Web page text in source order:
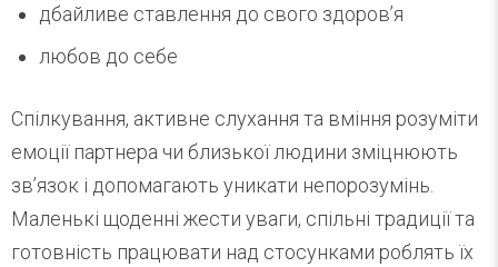
дбайливе ставлення до свого здоров’я
любов до себе
Спілкування, активне слухання та вміння розуміти
емоції партнера чи близької людини зміцнюють
зв’язок і допомагають уникати непорозумінь.
Маленькі щоденні жести уваги, спільні традиції та
готовність працювати над стосунками роблять їх